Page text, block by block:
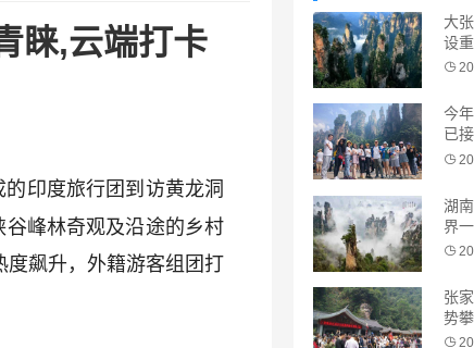
睐,云端打卡
的印度旅行团到访黄龙洞
峰林奇观及沿途的乡村
飙升，外籍游客组团打
大
设
今
已
万人
湖
界
张
势
境